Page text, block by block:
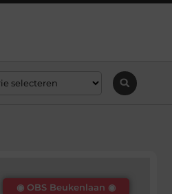
◉ OBS Beukenlaan ◉